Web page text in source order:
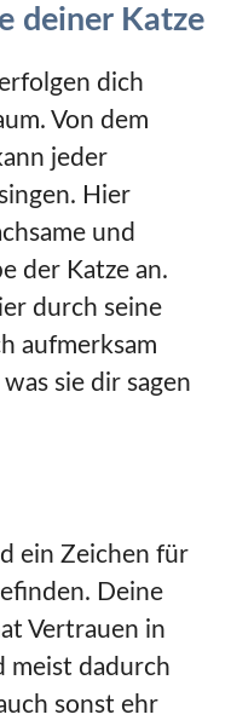
deiner Katze
dich
Von dem
jeder
Hier
und
der Katze an.
durch seine
aufmerksam
sie dir sagen
ein Zeichen für
Deine
Vertrauen in
meist dadurch
sonst ehr